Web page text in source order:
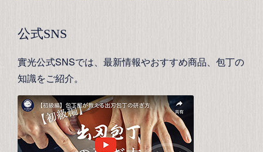
公式SNS
實光公式SNSでは、最新情報やおすすめ商品、包丁の
知識をご紹介。